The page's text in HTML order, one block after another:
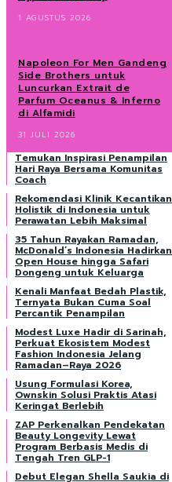
1 AGUSTUS 2026
Napoleon For Men Gandeng
Side Brothers untuk
Luncurkan Extrait de
Parfum Oceanus & Inferno
di Alfamidi
31 JULI 2026
Temukan Inspirasi Penampilan
Hari Raya Bersama Komunitas
Coach
Rekomendasi Klinik Kecantikan
Holistik di Indonesia untuk
Perawatan Lebih Maksimal
35 Tahun Rayakan Ramadan,
McDonald’s Indonesia Hadirkan
Open House hingga Safari
Dongeng untuk Keluarga
Kenali Manfaat Bedah Plastik,
Ternyata Bukan Cuma Soal
Percantik Penampilan
Modest Luxe Hadir di Sarinah,
Perkuat Ekosistem Modest
Fashion Indonesia Jelang
Ramadan–Raya 2026
Usung Formulasi Korea,
Ownskin Solusi Praktis Atasi
Keringat Berlebih
ZAP Perkenalkan Pendekatan
Beauty Longevity Lewat
Program Berbasis Medis di
Tengah Tren GLP-1
Debut Elegan Shella Saukia di